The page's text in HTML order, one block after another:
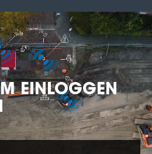
EINLOGGEN